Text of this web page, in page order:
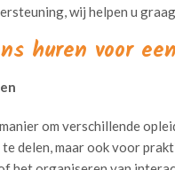
wij helpen u
huren voor
om verschillende
delen, maar ook voor